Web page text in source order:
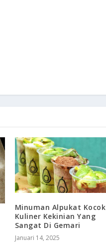
Minuman Alpukat Kocok
Kuliner Kekinian Yang
Sangat Di Gemari
Januari 14, 2025